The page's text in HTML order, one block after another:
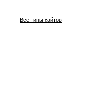
Все типы сайтов